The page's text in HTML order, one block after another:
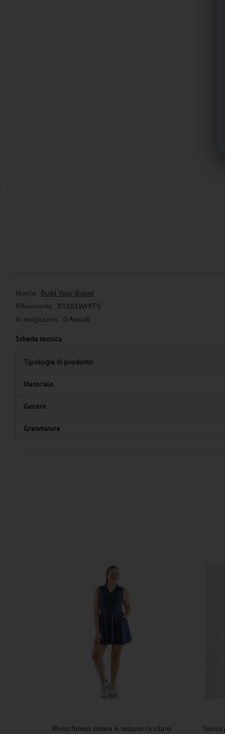
Marca
Build Your Brand
Riferimento
BY181WHITS
In magazzino
0 Articoli
Scheda tecnica
Tipologia di prodotto
Materiale
Genere
Grammatura
Abito fitness donna in tessuto riciclato